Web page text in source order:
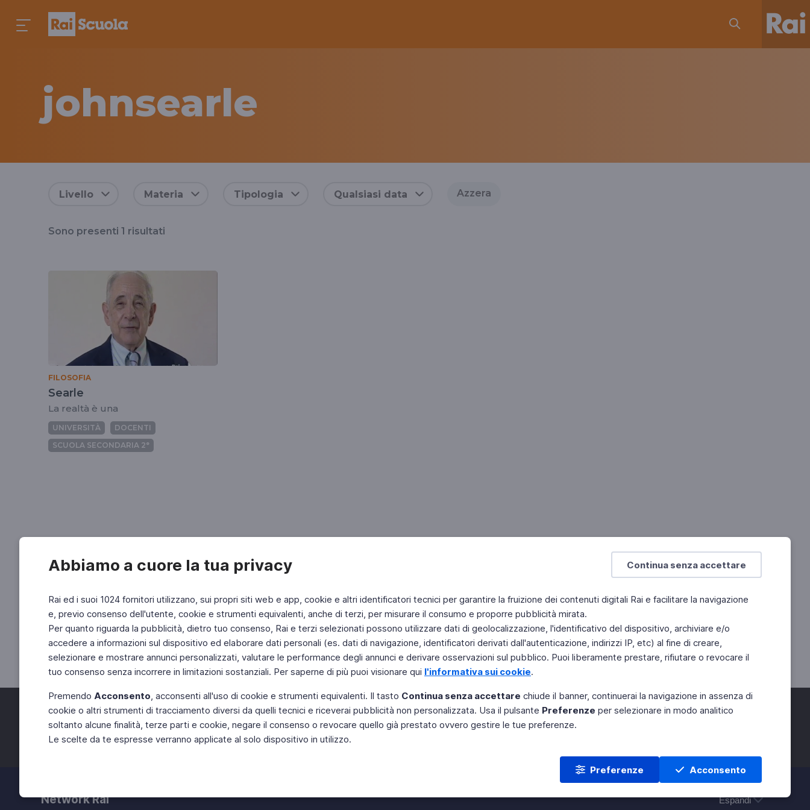
Continua senza accettare
Abbiamo a cuore la tua privacy
Rai ed i suoi 1024 fornitori utilizzano, sui propri siti web e app, cookie e altri identificatori tecnici per garantire la fruizione dei contenuti digitali Rai e facilitare la navigazione
e, previo consenso dell'utente, cookie e strumenti equivalenti, anche di terzi, per misurare il consumo e proporre pubblicità mirata.
Per quanto riguarda la pubblicità, dietro tuo consenso, Rai e terzi selezionati possono utilizzare dati di geolocalizzazione, l'identificativo del dispositivo, archiviare e/o
accedere a informazioni sul dispositivo ed elaborare dati personali (es. dati di navigazione, identificatori derivati dall'autenticazione, indirizzi IP, etc) al fine di creare,
selezionare e mostrare annunci personalizzati, valutare le performance degli annunci e derivare osservazioni sul pubblico. Puoi liberamente prestare, rifiutare o revocare il
tuo consenso senza incorrere in limitazioni sostanziali. Per saperne di più puoi visionare qui l'informativa sui cookie.
Premendo Acconsento, acconsenti all'uso di cookie e strumenti equivalenti. Il tasto Continua senza accettare chiude il banner, continuerai la navigazione in assenza di
cookie o altri strumenti di tracciamento diversi da quelli tecnici e riceverai pubblicità non personalizzata. Usa il pulsante Preferenze per selezionare in modo analitico
soltanto alcune finalità, terze parti e cookie, negare il consenso o revocare quello già prestato ovvero gestire le tue preferenze.
Le scelte da te espresse verranno applicate al solo dispositivo in utilizzo.
Preferenze Acconsento
johnsearle
johnsearle
Livello Materia Tipologia Qualsiasi data Azzera
Sono presenti 1 risultati
FILOSOFIA
Searle
La realtà è una
UNIVERSITÀ
DOCENTI
SCUOLA SECONDARIA 2°
Facebook Twitter Instagram